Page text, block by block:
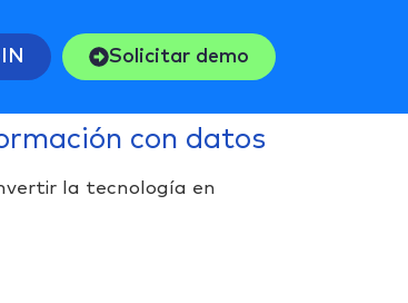
Solicitar demo
con datos
la tecnología en